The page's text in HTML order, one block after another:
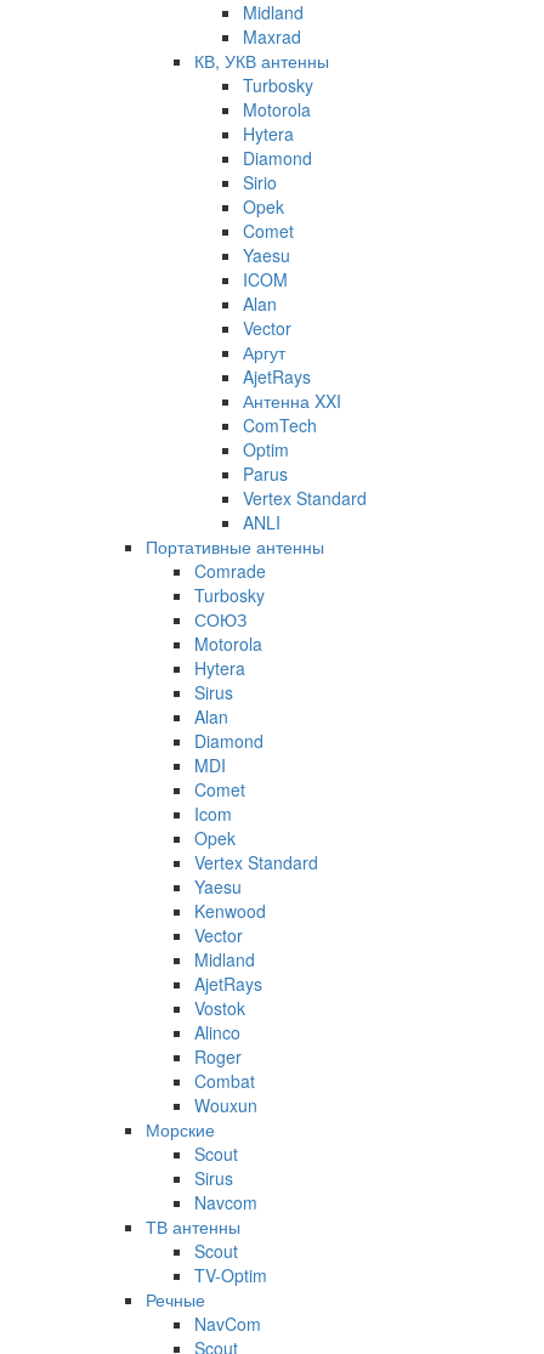
Midland
Maxrad
КВ, УКВ антенны
Turbosky
Motorola
Hytera
Diamond
Sirio
Opek
Comet
Yaesu
ICOM
Alan
Vector
Аргут
AjetRays
Антенна XXI
ComTech
Optim
Parus
Vertex Standard
ANLI
Портативные антенны
Comrade
Turbosky
СОЮЗ
Motorola
Hytera
Sirus
Alan
Diamond
MDI
Comet
Icom
Opek
Vertex Standard
Yaesu
Kenwood
Vector
Midland
AjetRays
Vostok
Alinco
Roger
Combat
Wouxun
Морские
Scout
Sirus
Navcom
ТВ антенны
Scout
TV-Optim
Речные
NavCom
Scout